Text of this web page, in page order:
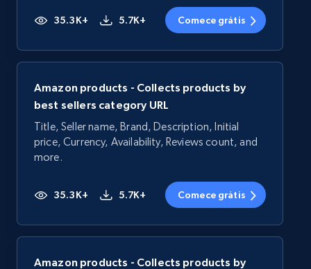
35.3K+ 5.7K+ Comece grátis
Amazon products - Collects products by
best sellers category URL
Title, Seller name, Brand, Description, Initial
price, Currency, Availability, Reviews count, and
more.
35.3K+ 5.7K+ Comece grátis
Amazon products - Collects products by